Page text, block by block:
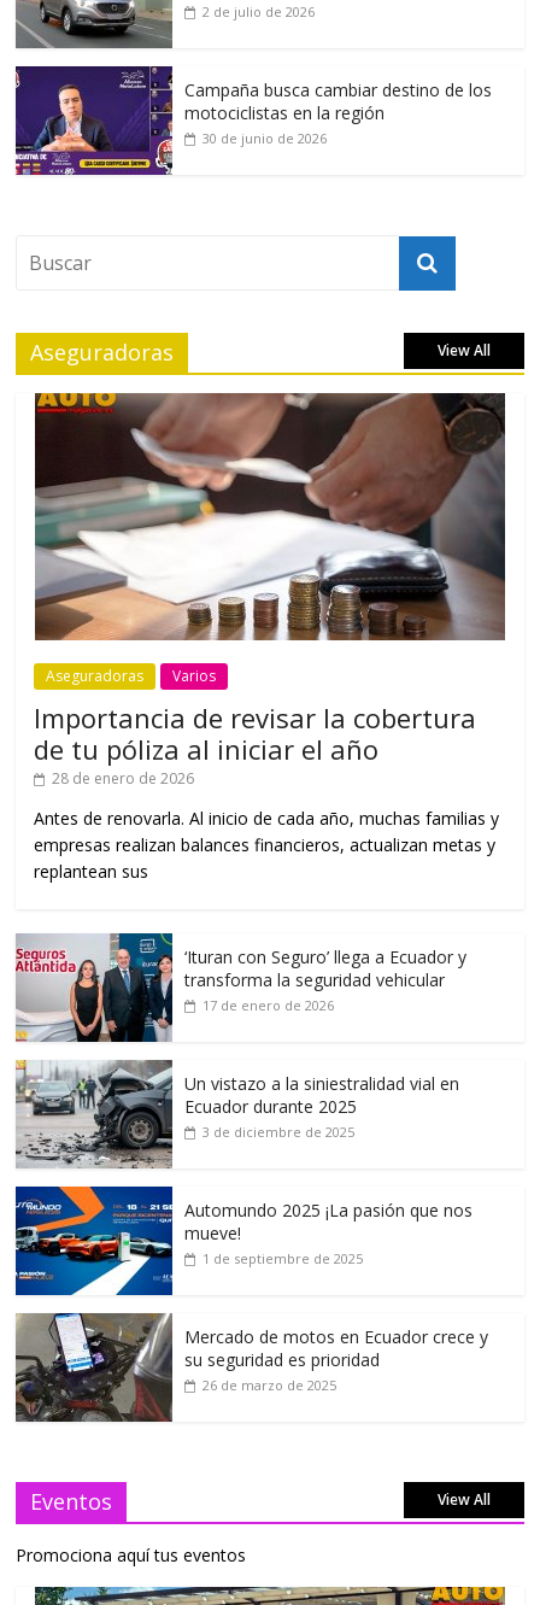
2 de julio de 2026
Campaña busca cambiar destino de los
motociclistas en la región
30 de junio de 2026
Aseguradoras View All
Aseguradoras Varios
Importancia de revisar la cobertura
de tu póliza al iniciar el año
28 de enero de 2026
Antes de renovarla. Al inicio de cada año, muchas familias y
empresas realizan balances financieros, actualizan metas y
replantean sus
‘Ituran con Seguro’ llega a Ecuador y
transforma la seguridad vehicular
17 de enero de 2026
Un vistazo a la siniestralidad vial en
Ecuador durante 2025
3 de diciembre de 2025
Automundo 2025 ¡La pasión que nos
mueve!
1 de septiembre de 2025
Mercado de motos en Ecuador crece y
su seguridad es prioridad
26 de marzo de 2025
Eventos View All
Promociona aquí tus eventos